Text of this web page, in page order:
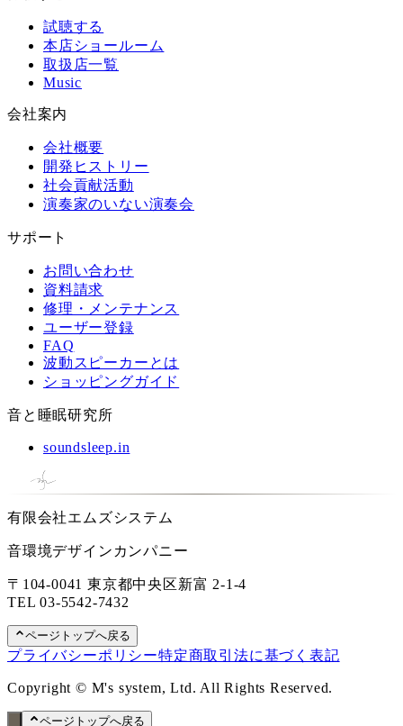
試聴する
本店ショールーム
取扱店一覧
Music
会社案内
会社概要
開発ヒストリー
社会貢献活動
演奏家のいない演奏会
サポート
お問い合わせ
資料請求
修理・メンテナンス
ユーザー登録
FAQ
波動スピーカーとは
ショッピングガイド
音と睡眠研究所
soundsleep.in
有限会社エムズシステム
音環境デザインカンパニー
〒104-0041 東京都中央区新富 2-1-4
TEL03-5542-7432
ページトップへ戻る
プライバシーポリシー特定商取引法に基づく表記
Copyright © M's system, Ltd. All Rights Reserved.
ページトップへ戻る